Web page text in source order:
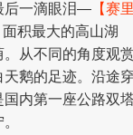
后一滴眼泪— 【赛里
积最大的高山湖
从不同的角度观赏
鹅的足迹。沿途穿
内第一座公路双